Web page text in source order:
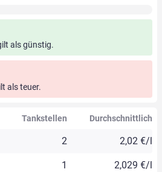
als günstig.
als teuer.
Tankstellen Durchschnittlich
2 2,02 €/l
1 2,029 €/l